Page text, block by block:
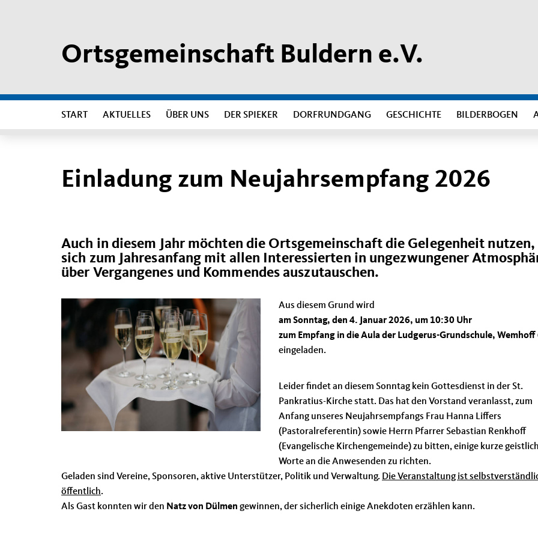
Ortsgemeinschaft Buldern e.V.
START AKTUELLES ÜBER UNS DER SPIEKER DORFRUNDGANG GESCHICHTE BILDERBOGEN
Einladung zum Neujahrsempfang 2026
Auch in diesem Jahr möchten die Ortsgemeinschaft die Gelegenheit nutzen,
sich zum Jahresanfang mit allen Interessierten in ungezwungener
über Vergangenes und Kommendes auszutauschen.
Aus diesem Grund wird
am Sonntag, den 4. Januar 2026, um 10:30 Uhr
zum Empfang in die Aula der Ludgerus-Grundschule, Wemhoff
eingeladen.
Leider findet an diesem Sonntag kein Gottesdienst in der St.
Pankratius-Kirche statt. Das hat den Vorstand veranlasst, zum
Anfang unseres Neujahrsempfangs Frau Hanna Liffers
(Pastoralreferentin) sowie Herrn Pfarrer Sebastian Renkhoff
(Evangelische Kirchengemeinde) zu bitten, einige kurze
Worte an die Anwesenden zu richten.
Geladen sind Vereine, Sponsoren, aktive Unterstützer, Politik und Verwaltung. Die Veranstaltung ist
öffentlich.
Als Gast konnten wir den Natz von Dülmen gewinnen, der sicherlich einige Anekdoten erzählen kann.